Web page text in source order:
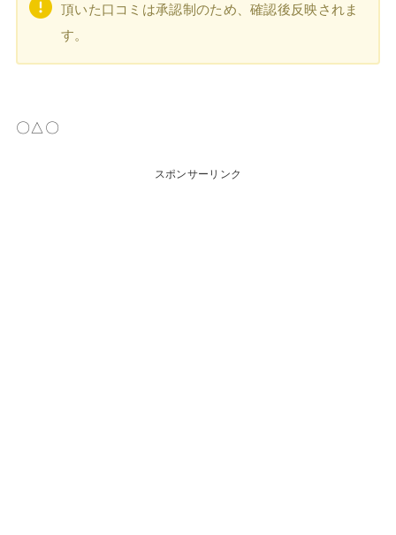
頂いた口コミは承認制のため、確認後反映されま
す。
〇△〇
スポンサーリンク